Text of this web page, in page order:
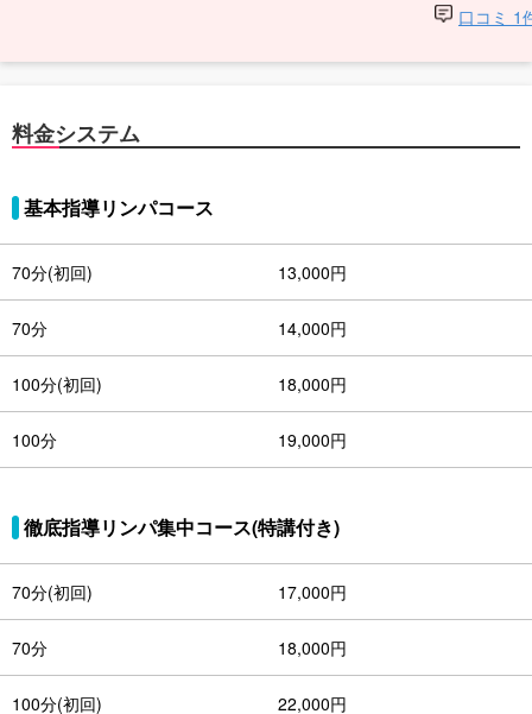
口コミ 1
料金システム
基本指導リンパコース
70分(初回) 13,000円
70分 14,000円
100分(初回) 18,000円
100分 19,000円
徹底指導リンパ集中コース(特講付き)
70分(初回) 17,000円
70分 18,000円
100分(初回) 22,000円